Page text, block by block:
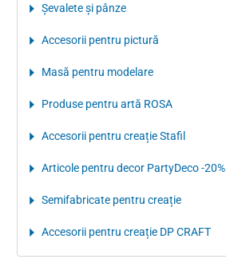
Şevalete şi pânze
Accesorii pentru pictură
Masă pentru modelare
Produse pentru artă ROSA
Accesorii pentru creație Stafil
Articole pentru decor PartyDeco -20%
Semifabricate pentru creație
Accesorii pentru creație DP CRAFT